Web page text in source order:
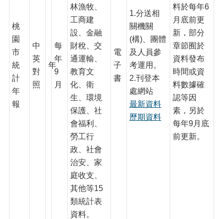
處
機
關
通
訊
業
桃
園
市
統
計
年
報
中
英
對
照
年
每
年
9
月
林漁牧、
工商建
設、金融
財稅、交
通運輸、
教育文
化、衛
生、環境
保護、社
會福利、
勞工行
政、社會
治安、家
庭收支、
其他等15
類統計表
資料。
電
子
書
1.分送相
關機關
(構)、團體
及人員參
考運用。
2.刊登本
處網站
最新資料
歷期資料
料於每年6
月底前更
新，部分
章節囿於
資料發布
時間或資
料數據確
認等因
素，另於
每年9月底
前更新。